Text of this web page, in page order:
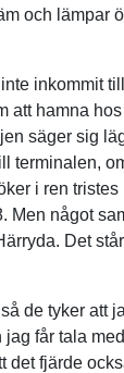
och lämpar
inkommit till
att hamna hos
säger sig
terminalen,
i ren tristes
Men något
Det står
de tyker att
får tala
det fjärde